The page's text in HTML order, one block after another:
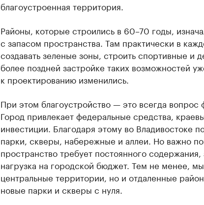
благоустроенная территория.
Районы, которые строились в 60–70 годы,
с запасом пространства. Там практически в
создавать зеленые зоны, строить спортивные и
более поздней застройке таких возможностей
к проектированию изменились.
При этом благоустройство — это всегда вопрос
Город привлекает федеральные средства,
инвестиции. Благодаря этому во Владивостоке
парки, скверы, набережные и аллеи. Но важно
пространство требует постоянного содержания,
нагрузка на городской бюджет. Тем не менее,
центральные территории, но и отдаленные
новые парки и скверы с нуля.